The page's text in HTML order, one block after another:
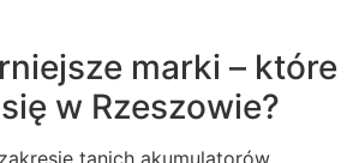
marki – które
w Rzeszowie?
tanich akumulatorów